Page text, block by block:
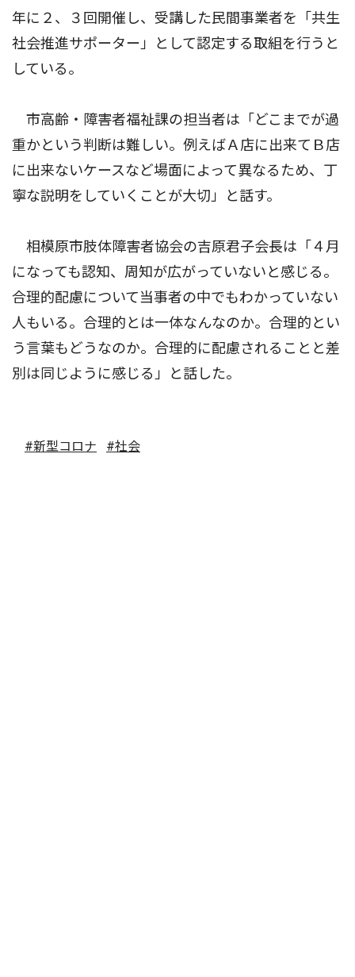
年に２、３回開催し、受講した民間事業者を「共生
社会推進サポーター」として認定する取組を行うと
している。
市高齢・障害者福祉課の担当者は「どこまでが過
重かという判断は難しい。例えばＡ店に出来てＢ店
に出来ないケースなど場面によって異なるため、丁
寧な説明をしていくことが大切」と話す。
相模原市肢体障害者協会の吉原君子会長は「４月
になっても認知、周知が広がっていないと感じる。
合理的配慮について当事者の中でもわかっていない
人もいる。合理的とは一体なんなのか。合理的とい
う言葉もどうなのか。合理的に配慮されることと差
別は同じように感じる」と話した。
#新型コロナ #社会